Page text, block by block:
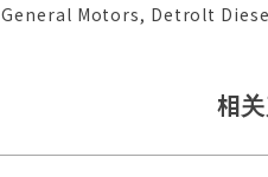
Motors, Detrolt
相